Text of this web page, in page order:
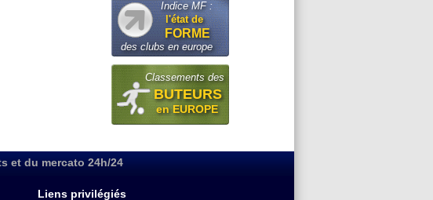
Indice MF :
l'état de
FORME
des clubs en europe
Classements des
BUTEURS
en EUROPE
et du mercato 24h/24
Liens privilégiés